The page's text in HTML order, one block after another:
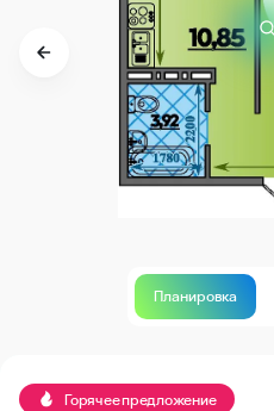
Планировка
Горячее предложение